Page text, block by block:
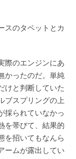
スのタペットとカ
際のエンジンにあ
かったのだ。単純
けと判断していた
ブスプリングの上
採られていなかっ
を帯びて、結果的
を招いてもなんら
ームが露出してい